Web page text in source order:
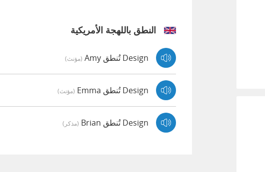
النطق باللهجة الأمريكية
Design تُنطق Amy (مؤنث)
Design تُنطق Emma (مؤنث)
Design تُنطق Brian (مذكر)